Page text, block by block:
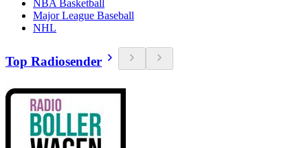
NBA Basketball
Major League Baseball
NHL
Top Radiosender